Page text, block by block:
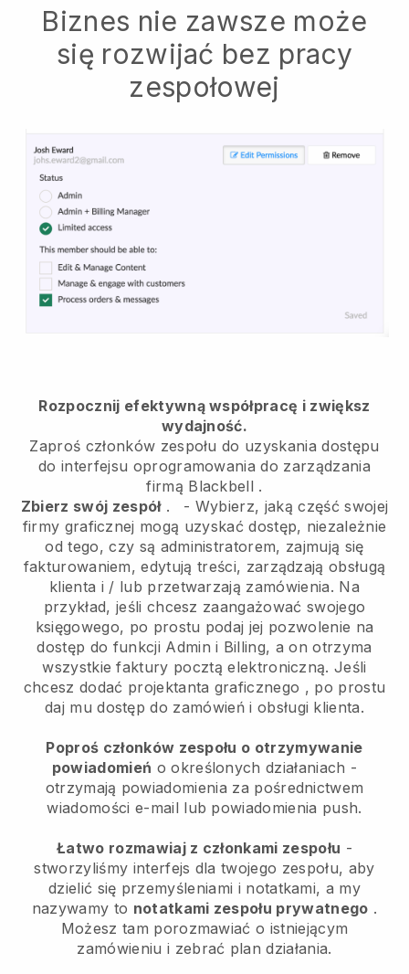
Biznes nie zawsze może
się rozwijać bez pracy
zespołowej
Rozpocznij efektywną współpracę i zwiększ
wydajność.
Zaproś członków zespołu do uzyskania dostępu
do interfejsu oprogramowania do zarządzania
firmą Blackbell .
Zbierz swój zespół. - Wybierz, jaką część swojej
firmy graficznej mogą uzyskać dostęp, niezależnie
od tego, czy są administratorem, zajmują się
fakturowaniem, edytują treści, zarządzają obsługą
klienta i / lub przetwarzają zamówienia. Na
przykład, jeśli chcesz zaangażować swojego
księgowego, po prostu podaj jej pozwolenie na
dostęp do funkcji Admin i Billing, a on otrzyma
wszystkie faktury pocztą elektroniczną.Jeśli
chcesz dodać projektanta graficznego , po prostu
daj mu dostęp do zamówień i obsługi klienta.
Poproś członków zespołu o otrzymywanie
powiadomień o określonych działaniach -
otrzymają powiadomienia za pośrednictwem
wiadomości e-mail lub powiadomienia push.
Łatwo rozmawiaj z członkami zespołu -
stworzyliśmy interfejs dla twojego zespołu, aby
dzielić się przemyśleniami i notatkami, a my
nazywamy to notatkami zespołu prywatnego .
Możesz tam porozmawiać o istniejącym
zamówieniu i zebrać plan działania.